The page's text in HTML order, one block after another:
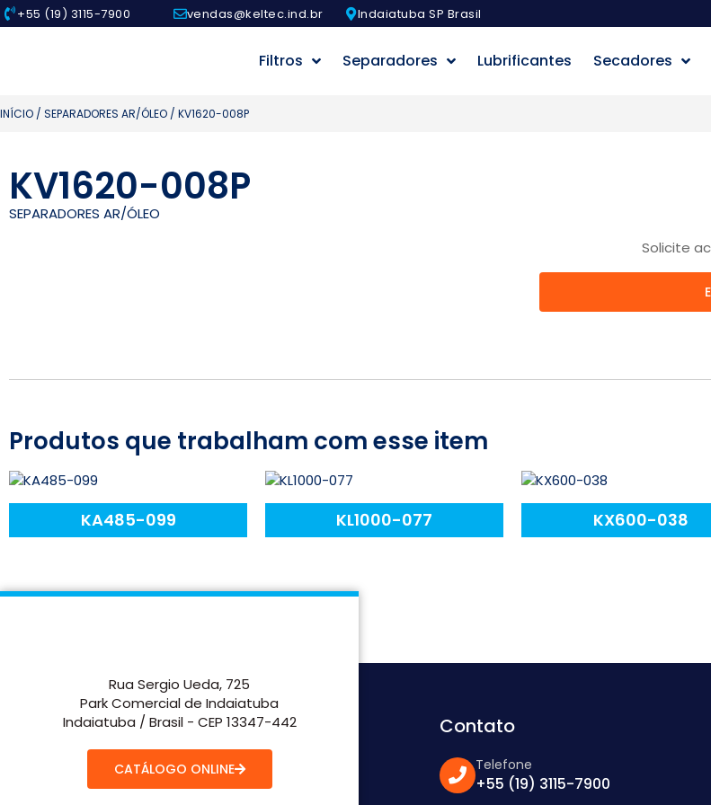
+55 (19) 3115-7900 vendas@keltec.ind.br Indaiatuba SP Brasil
Filtros Separadores Lubrificantes Secadores
INÍCIO / SEPARADORES AR/ÓLEO / KV1620-008P
KV1620-008P
SEPARADORES AR/ÓLEO
Solicite
Produtos que trabalham com esse item
KA485-099 KL1000-077 KX600-038
Rua Sergio Ueda, 725
Park Comercial de Indaiatuba
Indaiatuba / Brasil - CEP 13347-442
CATÁLOGO ONLINE
Contato
Telefone
+55 (19) 3115-7900